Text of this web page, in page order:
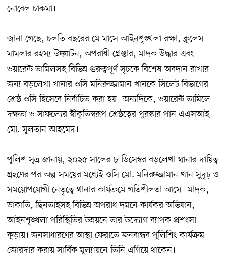
নোবেল চাকমা।
জানা গেছে, চলতি বছরের মে মাসে আইনশৃঙ্খলা রক্ষা, ক্লুলেস
মামলার রহস্য উদ্ঘাটন, অপরাধী গ্রেপ্তার, মাদক উদ্ধার এবং
ওয়ারেন্ট তামিলসহ বিভিন্ন গুরুত্বপূর্ণ সূচকে বিশেষ অবদান রাখার
জন্য বড়লেখা খানার ওসি মনিরুজ্জামান খানকে সিলেট বিভাগের
শ্রেষ্ঠ ওসি হিসেবে নির্বাচিত করা হয়। অন্যদিকে, ওয়ারেন্ট তামিলে
দক্ষতা ও সাফল্যের স্বীকৃতিস্বরূপ শ্রেষ্ঠত্বের পুরস্কার পান এএসআই
মো. সুলতান আহমেদ।
পুলিশ সূত্র জানায়, ২০২৫ সালের ৮ ডিসেম্বর বড়লেখা থানার দায়িত্ব
গ্রহণের পর অল্প সময়ের মধ্যেই ওসি মো. মনিরুজ্জামান খান সুদৃঢ় ও
সময়োপযোগী নেতৃত্বে থানার কার্যক্রমে গতিশীলতা আসে। মাদক,
ডাকাতি, ছিনতাইসহ বিভিন্ন অপরাধ দমনে কার্যকর অভিযান,
আইনশৃঙ্খলা পরিস্থিতির উন্নয়নে তার উদ্যোগ ব্যাপক প্রশংসা
কুড়ায়। জনসাধারণের আস্থা ফেরাতে জনবান্ধব পুলিশিং কার্যক্রম
জোরদার করায় সার্বিক মূল্যায়নে তিনি এগিয়ে থাকেন।